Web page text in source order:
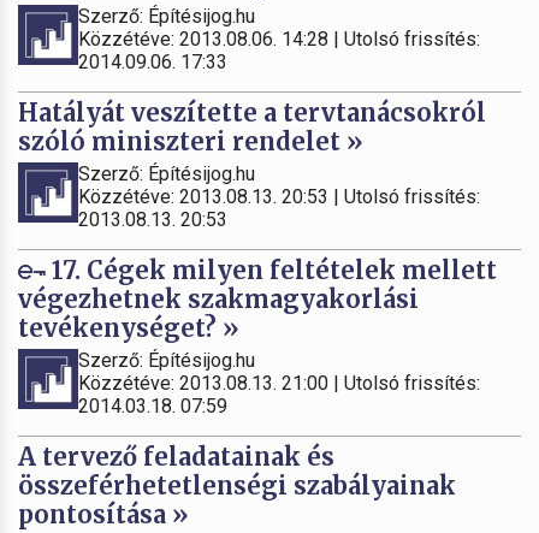
Szerző: Építésijog.hu
Közzétéve: 2013.08.06. 14:28 | Utolsó frissítés:
2014.09.06. 17:33
Hatályát veszítette a tervtanácsokról
szóló miniszteri rendelet »
Szerző: Építésijog.hu
Közzétéve: 2013.08.13. 20:53 | Utolsó frissítés:
2013.08.13. 20:53
17. Cégek milyen feltételek mellett
végezhetnek szakmagyakorlási
tevékenységet? »
Szerző: Építésijog.hu
Közzétéve: 2013.08.13. 21:00 | Utolsó frissítés:
2014.03.18. 07:59
A tervező feladatainak és
összeférhetetlenségi szabályainak
pontosítása »